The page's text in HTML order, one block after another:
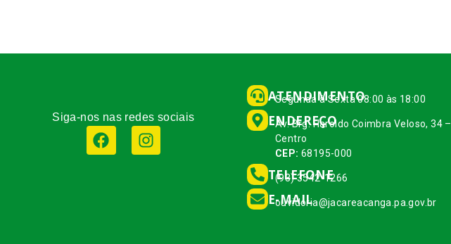
Siga-nos nas redes sociais
ATENDIMENTO
Segunda à Sexta 08:00 às 18:00
ENDEREÇO
Av. Brg. Haroldo Coimbra Veloso, 34 –
Centro
CEP: 68195-000
TELEFONE
(93) 3542-1266
E-MAIL
ouvidoria@jacareacanga.pa.gov.br